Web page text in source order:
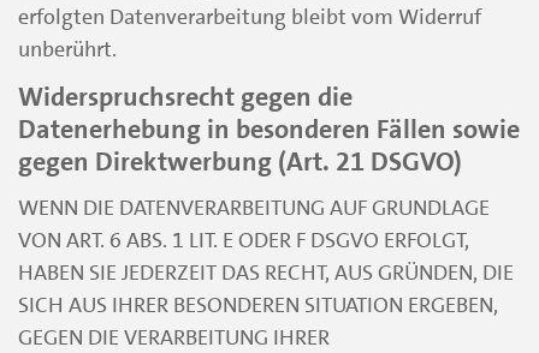
erfolgten Datenverarbeitung bleibt vom Widerruf
unberührt.
Widerspruchsrecht gegen die
Datenerhebung in besonderen Fällen sowie
gegen Direktwerbung (Art. 21 DSGVO)
WENN DIE DATENVERARBEITUNG AUF GRUNDLAGE
VON ART. 6 ABS. 1 LIT. E ODER F DSGVO ERFOLGT,
HABEN SIE JEDERZEIT DAS RECHT, AUS GRÜNDEN, DIE
SICH AUS IHRER BESONDEREN SITUATION ERGEBEN,
GEGEN DIE VERARBEITUNG IHRER